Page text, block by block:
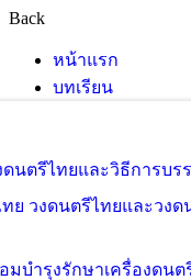
Back
หน้าแรก
บทเรียน
ดนตรีไทยและวิธีการบรร
ทย วงดนตรีไทยและวง
มบำรุงรักษาเครื่องดนต